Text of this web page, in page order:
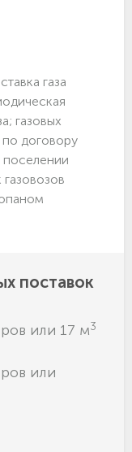
газа
газовых
договору
поселении
поставок
или 17 м3
или